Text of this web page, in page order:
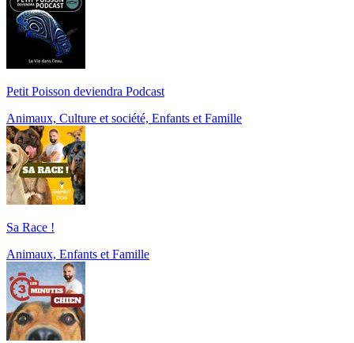
Petit Poisson deviendra Podcast
Animaux, Culture et société, Enfants et Famille
Sa Race !
Animaux, Enfants et Famille